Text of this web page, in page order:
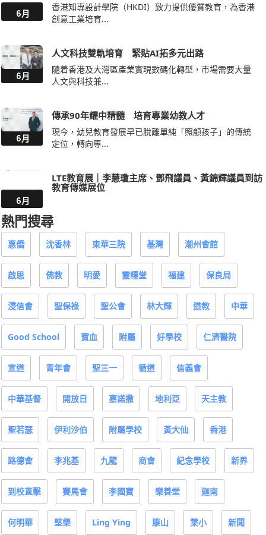
6月
香港知專設計學院（HKDI）致力提供優質教育，為香港
創意工業培育...
6月
人文科技雙軌培育 緊貼AI拓多元出路
隨着香港及大灣區產業實現數碼化轉型，市場需要大量
人文與科技兼...
6月
傳承90年耀中精髓 培育專業幼教人才
現今，幼兒教育發展早已脫離單純「照顧孩子」的傳統
定位，轉向專...
6月
LTE教育展｜李慧瓊主席、鄧飛議員、黃錦輝議員到訪
教育傳媒展位
熱門搜尋
惠僑 沈香林 東華三院 基灣 潮州會館
啟思 佛教 明愛 靈糧堂 福建 保良局
浸信會 聖保祿 聖公會 林大輝 道教 中華
Good School 寶血 附屬 好學校 仁濟醫院
宣道 青年會 聖三一 循道 信義會
中華基督 開放日 嘉諾撒 地利亞 天主教
聖若瑟 伊利沙伯 附屬學校 黃大仙 香港
路德會 李兆基 九龍 商會 紀念學校 新界
到校直擊 賽馬會 李國寶 樂善堂 迦南
何明華 堅樂 Ling Ying 康山 葉小 新聞